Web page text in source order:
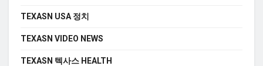
TEXASN USA 정치
TEXASN VIDEO NEWS
TEXASN 텍사스 HEALTH